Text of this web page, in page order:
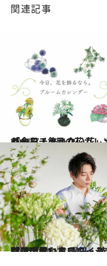
関連記事
2021.7.1
「今日、飾りたい花」がわかる！ 7月の花カレンダーをチェック
ライフスタイル
2020.7.16
プロに教わるフレッシュな花の買い方 曜日・時間・天気、良いタイミングは？
ライフスタイル